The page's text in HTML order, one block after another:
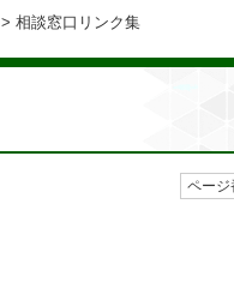
> 相談窓口リンク集
ペー